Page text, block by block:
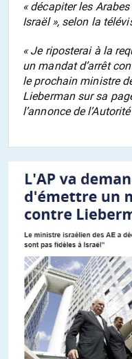
« décapiter les
Israël », selon la
« Je riposterai à la
un mandat d’arrêt
le prochain ministre
Lieberman sur sa
l’annonce de